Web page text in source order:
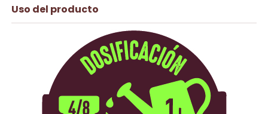
Uso del producto